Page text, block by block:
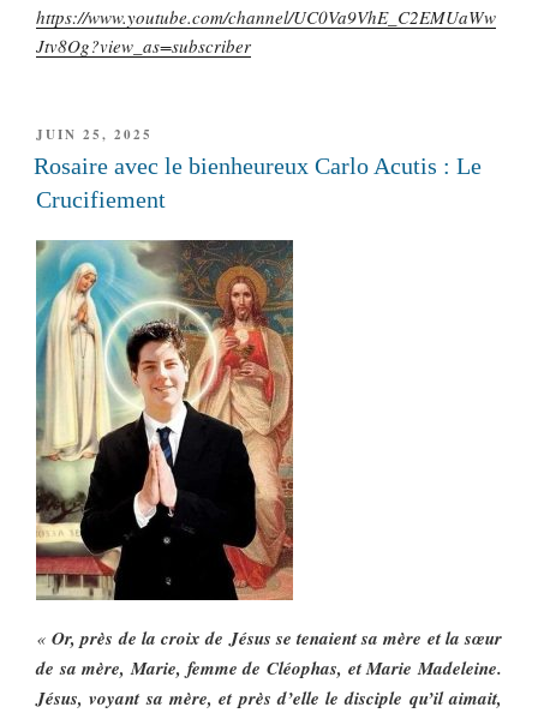
https://www.youtube.com/channel/UC0Va9VhE_C2EMUaWw
Jtv8Og?view_as=subscriber
PUBLIÉ
LE
JUIN 25, 2025
Rosaire avec le bienheureux Carlo Acutis : Le
Crucifiement
«Or, près de la croix de Jésus se tenaient sa mère et la sœur
de sa mère, Marie, femme de Cléophas, et Marie Madeleine.
Jésus, voyant sa mère, et près d’elle le disciple qu’il aimait,